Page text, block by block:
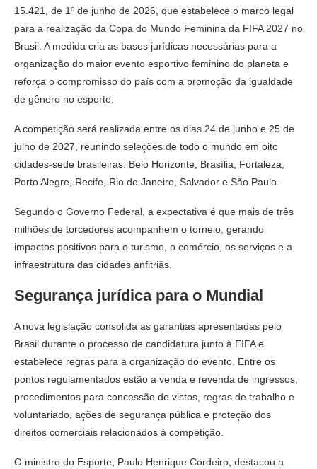
15.421, de 1º de junho de 2026, que estabelece o marco legal
para a realização da Copa do Mundo Feminina da FIFA 2027 no
Brasil. A medida cria as bases jurídicas necessárias para a
organização do maior evento esportivo feminino do planeta e
reforça o compromisso do país com a promoção da igualdade
de gênero no esporte.
A competição será realizada entre os dias 24 de junho e 25 de
julho de 2027, reunindo seleções de todo o mundo em oito
cidades-sede brasileiras: Belo Horizonte, Brasília, Fortaleza,
Porto Alegre, Recife, Rio de Janeiro, Salvador e São Paulo.
Segundo o Governo Federal, a expectativa é que mais de três
milhões de torcedores acompanhem o torneio, gerando
impactos positivos para o turismo, o comércio, os serviços e a
infraestrutura das cidades anfitriãs.
Segurança jurídica para o Mundial
A nova legislação consolida as garantias apresentadas pelo
Brasil durante o processo de candidatura junto à FIFA e
estabelece regras para a organização do evento. Entre os
pontos regulamentados estão a venda e revenda de ingressos,
procedimentos para concessão de vistos, regras de trabalho e
voluntariado, ações de segurança pública e proteção dos
direitos comerciais relacionados à competição.
O ministro do Esporte, Paulo Henrique Cordeiro, destacou a